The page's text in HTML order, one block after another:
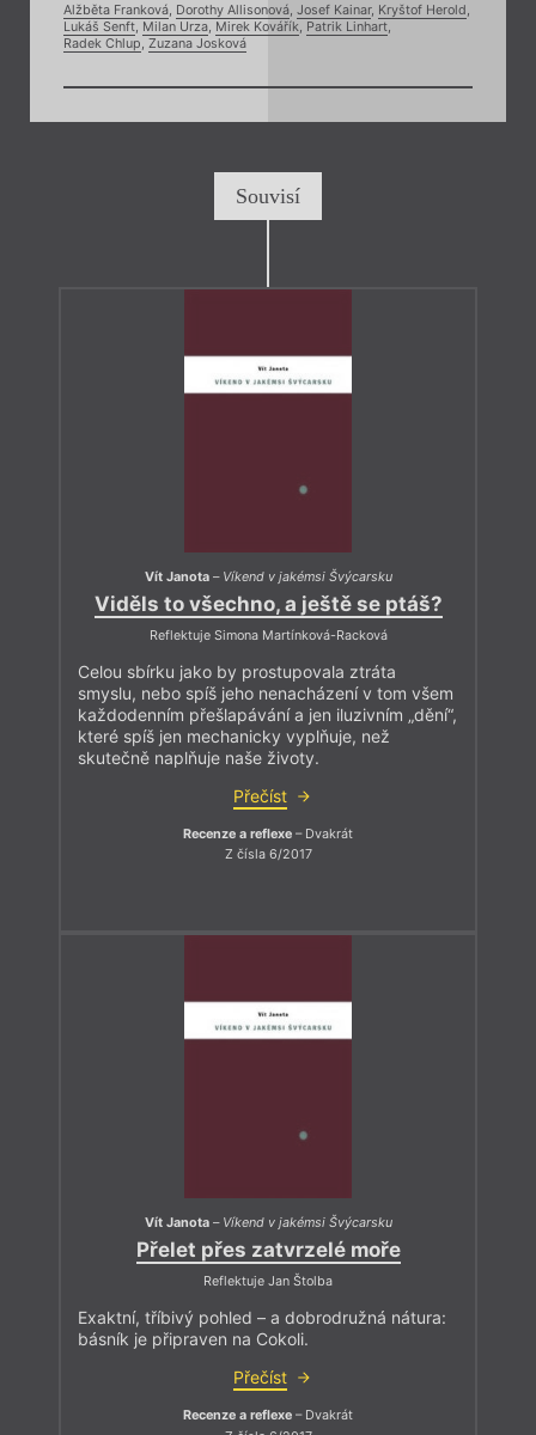
Alžběta Franková, Dorothy Allisonová, Josef Kainar, Kryštof Herold,
Lukáš Senft, Milan Urza, Mirek Kovářík, Patrik Linhart,
Radek Chlup, Zuzana Josková
Souvisí
Vít Janota– Víkend v jakémsi Švýcarsku
Viděls to všechno, a ještě se ptáš?
Reflektuje Simona Martínková-Racková
Celou sbírku jako by prostupovala ztráta
smyslu, nebo spíš jeho nenacházení v tom všem
každodenním přešlapávání a jen iluzivním „dění“,
které spíš jen mechanicky vyplňuje, než
skutečně naplňuje naše životy.
Přečíst
Recenze a reflexe – Dvakrát
Z čísla 6/2017
Vít Janota– Víkend v jakémsi Švýcarsku
Přelet přes zatvrzelé moře
Reflektuje Jan Štolba
Exaktní, tříbivý pohled – a dobrodružná nátura:
básník je připraven na Cokoli.
Přečíst
Recenze a reflexe – Dvakrát